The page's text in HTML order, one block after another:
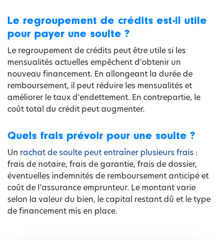
Le regroupement de crédits est-il utile
pour payer une soulte ?
Le regroupement de crédits peut être utile si les
mensualités actuelles empêchent d’obtenir un
nouveau financement. En allongeant la durée de
remboursement, il peut réduire les mensualités et
améliorer le taux d’endettement. En contrepartie, le
coût total du crédit peut augmenter.
Quels frais prévoir pour une soulte ?
Un rachat de soulte peut entraîner plusieurs frais :
frais de notaire, frais de garantie, frais de dossier,
éventuelles indemnités de remboursement anticipé et
coût de l’assurance emprunteur. Le montant varie
selon la valeur du bien, le capital restant dû et le type
de financement mis en place.